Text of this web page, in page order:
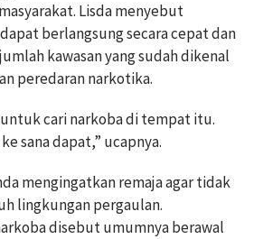
Lisda menyebut
berlangsung secara cepat dan
kawasan yang sudah dikenal
peredaran narkotika.
cari narkoba di tempat itu.
sana dapat,” ucapnya.
mengingatkan remaja agar tidak
lingkungan pergaulan.
disebut umumnya berawal